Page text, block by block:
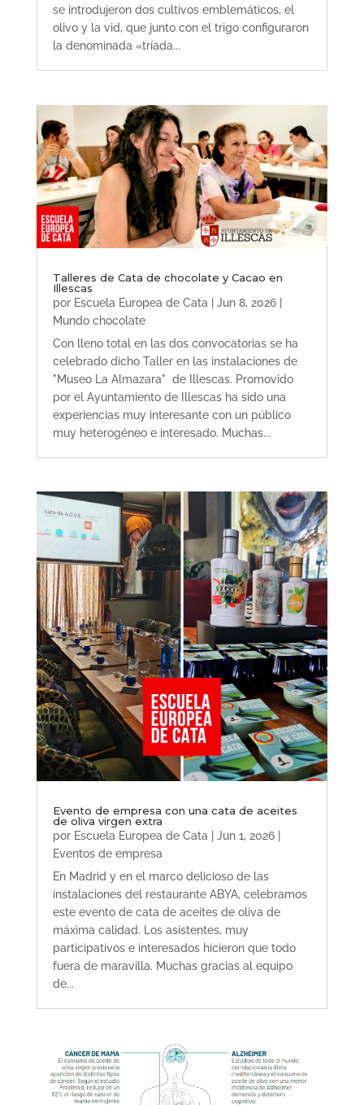
se introdujeron dos cultivos emblemáticos, el
olivo y la vid, que junto con el trigo configuraron
la denominada «tríada...
Talleres de Cata de chocolate y Cacao en
Illescas
por Escuela Europea de Cata Jun 8, 2026|
Mundo chocolate
Con lleno total en las dos convocatorias se ha
celebrado dicho Taller en las instalaciones de
"Museo La Almazara" de Illescas. Promovido
por el Ayuntamiento de Illescas ha sido una
experiencias muy interesante con un público
muy heterogéneo e interesado. Muchas...
Evento de empresa con una cata de aceites
de oliva virgen extra
por Escuela Europea de Cata| Jun 1, 2026|
Eventos de empresa
En Madrid y en el marco delicioso de las
instalaciones del restaurante ABYA, celebramos
este evento de cata de aceites de oliva de
máxima calidad. Los asistentes, muy
participativos e interesados hicieron que todo
fuera de maravilla. Muchas gracias al equipo
de...